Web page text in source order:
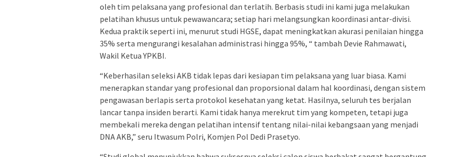
oleh tim pelaksana yang profesional dan terlatih. Berbasis studi ini kami juga melakukan
pelatihan khusus untuk pewawancara; setiap hari melangsungkan koordinasi antar-divisi.
Kedua praktik seperti ini, menurut studi HGSE, dapat meningkatkan akurasi penilaian hingga
35% serta mengurangi kesalahan administrasi hingga 95%, “ tambah Devie Rahmawati,
Wakil Ketua YPKBI.
“Keberhasilan seleksi AKB tidak lepas dari kesiapan tim pelaksana yang luar biasa. Kami
menerapkan standar yang profesional dan proporsional dalam hal koordinasi, dengan sistem
pengawasan berlapis serta protokol kesehatan yang ketat. Hasilnya, seluruh tes berjalan
lancar tanpa insiden berarti. Kami tidak hanya merekrut tim yang kompeten, tetapi juga
membekali mereka dengan pelatihan intensif tentang nilai-nilai kebangsaan yang menjadi
DNA AKB,” seru Itwasum Polri, Komjen Pol Dedi Prasetyo.